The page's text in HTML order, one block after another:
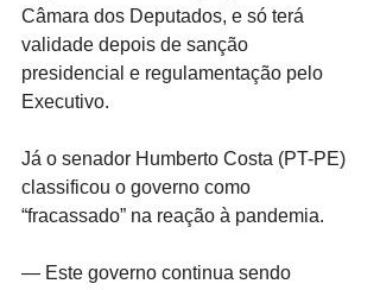
Câmara dos Deputados, e só terá
validade depois de sanção
presidencial e regulamentação pelo
Executivo.
Já o senador Humberto Costa (PT-PE)
classificou o governo como
“fracassado” na reação à pandemia.
— Este governo continua sendo